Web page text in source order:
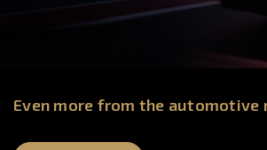
Even more from the automotive